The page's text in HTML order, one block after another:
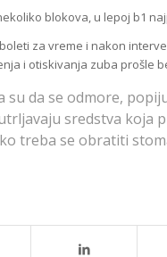
blokova, u lepoj b1
za vreme i nakon
i otiskivanja zuba prošle
da se odmore,
sredstva koja
treba se obratiti